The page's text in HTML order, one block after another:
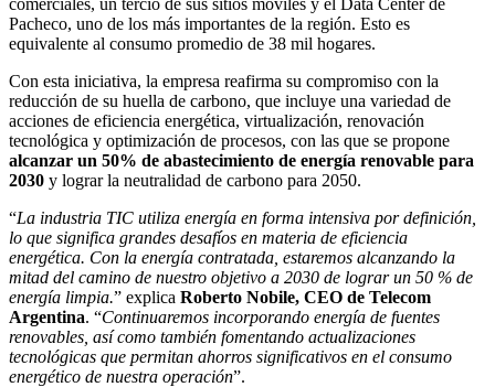
Pacheco, uno de los más importantes de la región. Esto es
equivalente al consumo promedio de 38 mil hogares.
Con esta iniciativa, la empresa reafirma su compromiso con la
reducción de su huella de carbono, que incluye una variedad de
acciones de eficiencia energética, virtualización, renovación
tecnológica y optimización de procesos, con las que se propone
alcanzar un 50% de abastecimiento de energía renovable para
2030 y lograr la neutralidad de carbono para 2050.
“La industria TIC utiliza energía en forma intensiva por definición,
lo que significa grandes desafíos en materia de eficiencia
energética. Con la energía contratada, estaremos alcanzando la
mitad del camino de nuestro objetivo a 2030 de lograr un 50 % de
energía limpia.” explica Roberto Nobile, CEO de Telecom
Argentina. “Continuaremos incorporando energía de fuentes
renovables, así como también fomentando actualizaciones
tecnológicas que permitan ahorros significativos en el consumo
energético de nuestra operación”.